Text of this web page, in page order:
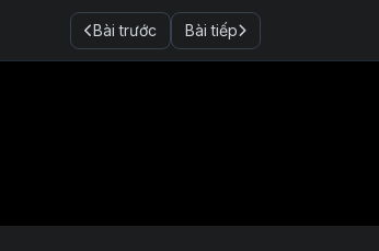
Bài trước Bài tiếp